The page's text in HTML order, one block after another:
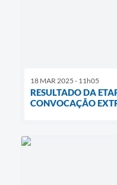
18 MAR 2025 - 11h05
RESULTADO DA
CONVOCAÇÃO